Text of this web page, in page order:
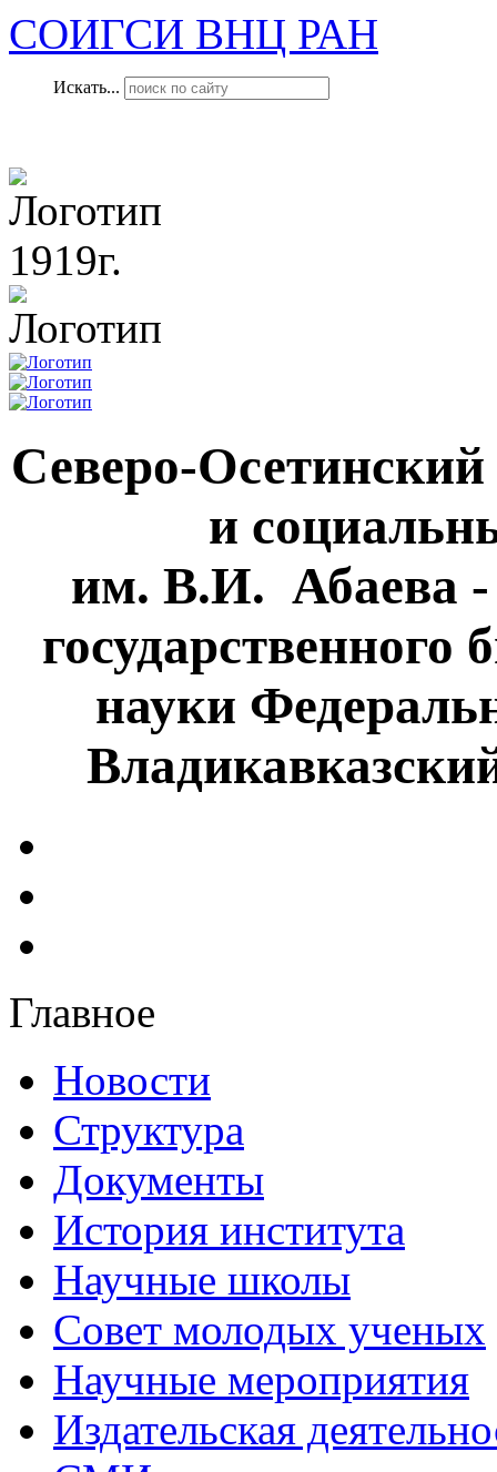
СОИГСИ ВНЦ РАН
Искать...
1919г.
Северо-
и
им. В.И. Абаева -
науки
Главное
Новости
Структура
Документы
История института
Научные школы
Совет молодых ученых
Научные мероприятия
Издательская